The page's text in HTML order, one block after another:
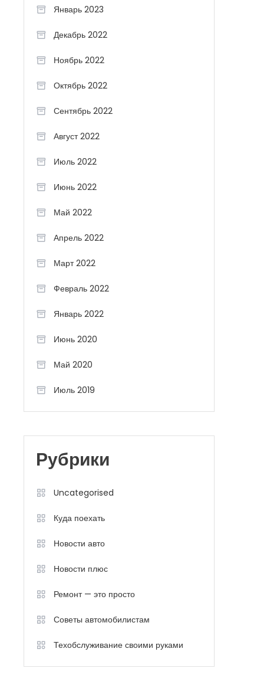
Январь 2023
Декабрь 2022
Ноябрь 2022
Октябрь 2022
Сентябрь 2022
Август 2022
Июль 2022
Июнь 2022
Май 2022
Апрель 2022
Март 2022
Февраль 2022
Январь 2022
Июнь 2020
Май 2020
Июль 2019
Рубрики
Uncategorised
Куда поехать
Новости авто
Новости плюс
Ремонт — это просто
Советы автомобилистам
Техобслуживание своими руками